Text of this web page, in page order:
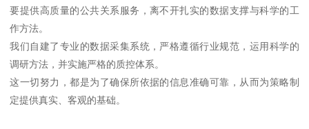
要提供高质量的公共关系服务，离不开扎实的数据支撑与科学的工
作方法。
我们自建了专业的数据采集系统，严格遵循行业规范，运用科学的
调研方法，并实施严格的质控体系。
这一切努力，都是为了确保所依据的信息准确可靠，从而为策略制
定提供真实、客观的基础。